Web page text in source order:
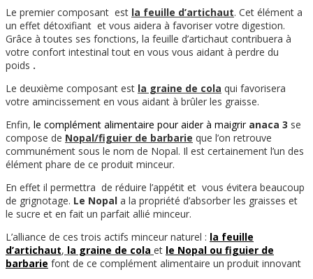
Le premier composant est la feuille d’artichaut. Cet élément a
un effet détoxifiant et vous aidera à favoriser votre digestion.
Grâce à toutes ses fonctions, la feuille d’artichaut contribuera à
votre confort intestinal tout en vous vous aidant à perdre du
poids .
Le deuxième composant est la graine de cola qui favorisera
votre amincissement en vous aidant à brûler les graisse.
Enfin, le complément alimentaire pour aider à maigrir anaca 3 se
compose de Nopal/figuier de barbarie que l’on retrouve
communément sous le nom de Nopal. Il est certainement l’un des
élément phare de ce produit minceur.
En effet il permettra de réduire l’appétit et vous évitera beaucoup
de grignotage. Le Nopal a la propriété d’absorber les graisses et
le sucre et en fait un parfait allié minceur.
L’alliance de ces trois actifs minceur naturel : la feuille
d’artichaut, la graine de cola et le Nopal ou figuier de
barbarie font de ce complément alimentaire un produit innovant